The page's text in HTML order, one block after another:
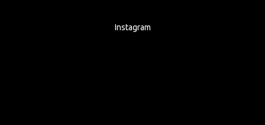
Instagram